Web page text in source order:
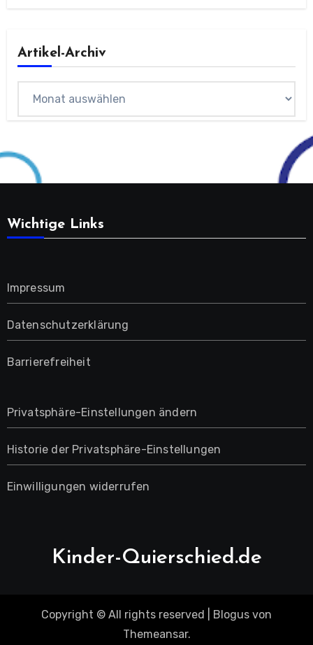
Artikel-Archiv
Wichtige Links
Impressum
Datenschutzerklärung
Barrierefreiheit
Privatsphäre-Einstellungen ändern
Historie der Privatsphäre-Einstellungen
Einwilligungen widerrufen
Kinder-Quierschied.de
Copyright © All rights reserved Blogus von
Themeansar.